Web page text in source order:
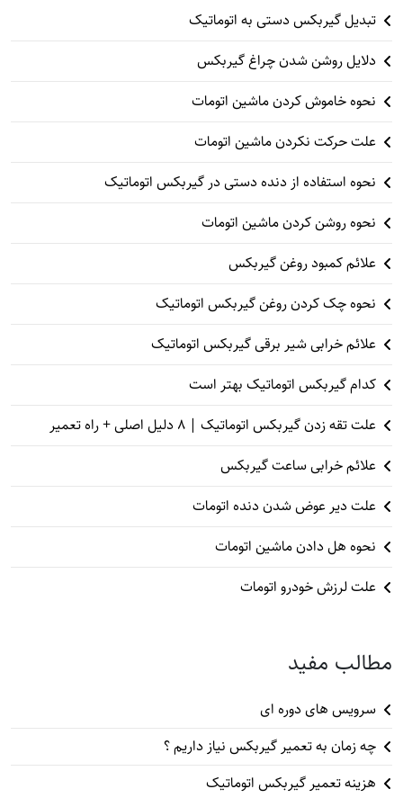
تبدیل گیربکس دستی به اتوماتیک
دلایل روشن شدن چراغ گیربکس
نحوه خاموش کردن ماشین اتومات
علت حرکت نکردن ماشین اتومات
نحوه استفاده از دنده دستی در گیربکس اتوماتیک
نحوه روشن کردن ماشین اتومات
علائم کمبود روغن گیربکس
نحوه چک کردن روغن گیربکس اتوماتیک
علائم خرابی شیر برقی گیربکس اتوماتیک
کدام گیربکس اتوماتیک بهتر است
علت تقه زدن گیربکس اتوماتیک | ۸ دلیل اصلی + راه تعمیر
علائم خرابی ساعت گیربکس
علت دیر عوض شدن دنده اتومات
نحوه هل دادن ماشین اتومات
علت لرزش خودرو اتومات
مطالب مفید
سرویس های دوره ای
چه زمان به تعمیر گیربکس نیاز داریم ؟
هزینه تعمیر گیربکس اتوماتیک